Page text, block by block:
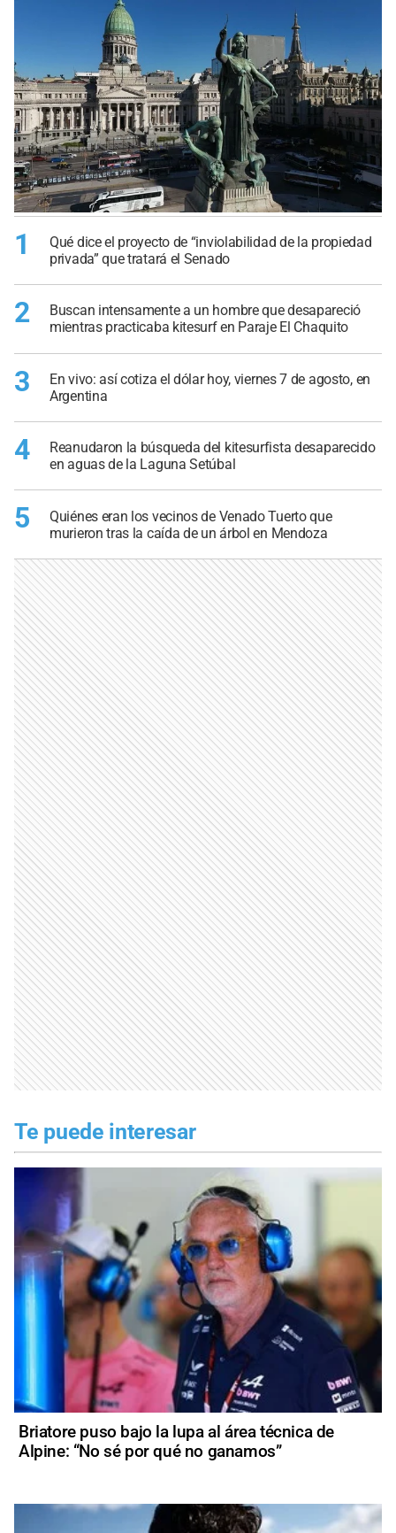
1
Qué dice el proyecto de “inviolabilidad de la propiedad
privada” que tratará el Senado
2
Buscan intensamente a un hombre que desapareció
mientras practicaba kitesurf en Paraje El Chaquito
3
En vivo: así cotiza el dólar hoy, viernes 7 de agosto, en
Argentina
4
Reanudaron la búsqueda del kitesurfista desaparecido
en aguas de la Laguna Setúbal
5
Quiénes eran los vecinos de Venado Tuerto que
murieron tras la caída de un árbol en Mendoza
Te puede interesar
Briatore puso bajo la lupa al área técnica de
Alpine: “No sé por qué no ganamos”